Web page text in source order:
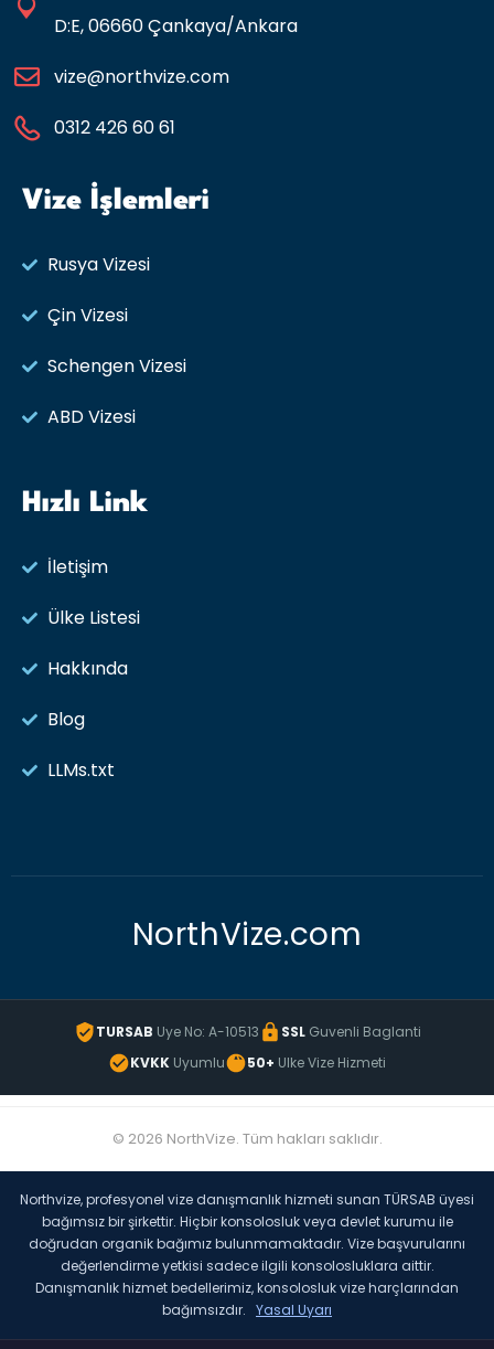
D:E, 06660 Çankaya/Ankara
vize@northvize.com
0312 426 60 61
Vize İşlemleri
Rusya Vizesi​
Çin Vizesi
Schengen Vizesi
ABD Vizesi
Hızlı Link
İletişim
Ülke Listesi
Hakkında
Blog
LLMs.txt
NorthVize.com
TURSAB Uye No: A-10513 SSLGuvenli Baglanti
KVKK Uyumlu 50+ Ulke Vize Hizmeti
© 2026 NorthVize. Tüm hakları saklıdır.
Northvize, profesyonel vize danışmanlık hizmeti sunan TÜRSAB üyesi
bağımsız bir şirkettir. Hiçbir konsolosluk veya devlet kurumu ile
doğrudan organik bağımız bulunmamaktadır. Vize başvurularını
değerlendirme yetkisi sadece ilgili konsolosluklara aittir.
Danışmanlık hizmet bedellerimiz, konsolosluk vize harçlarından
bağımsızdır. Yasal Uyarı